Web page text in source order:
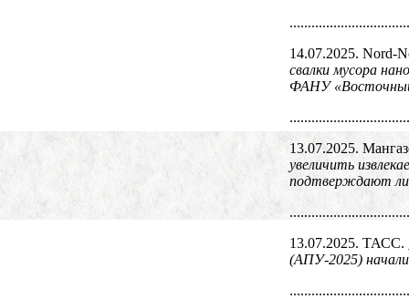
14.07.2025. Nord-
свалки мусора
ФАНУ «Восточный
13.07.2025.
увеличить
подтверждают
13.07.2025. ТАСС.
(АПУ-2025)